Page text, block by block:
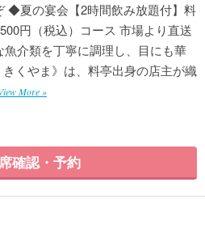
◆夏の宴会【2時間飲み放題付】料
円（税込）コース 市場より直送
魚介類を丁寧に調理し、目にも華
くやま》は、料亭出身の店主が織
More »
確認・予約